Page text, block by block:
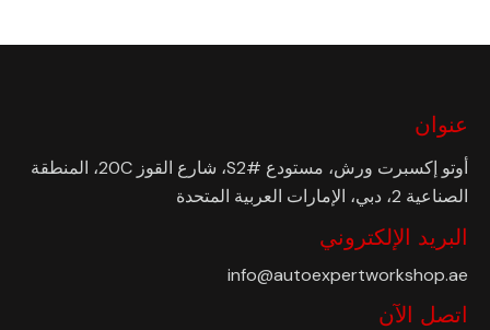
عنوان
أوتو إكسبرت ورش، مستودع #S2، شارع القوز 20C، المنطقة
الصناعية 2، دبي، الإمارات العربية المتحدة
البريد الإلكتروني
info@autoexpertworkshop.ae
اتصل الآن